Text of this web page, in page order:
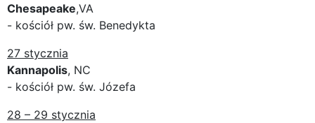
Chesapeake,VA
- kościół pw. św. Benedykta
27 stycznia
Kannapolis, NC
- kościół pw. św. Józefa
28 – 29 stycznia